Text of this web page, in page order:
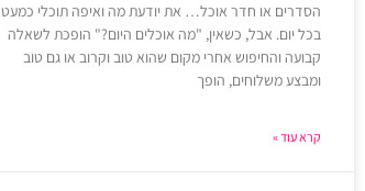
הסדרים או חדר אוכל… את יודעת מה ואיפה תוכלי כמעט
בכל יום. אבל, כשאין, "מה אוכלים היום?" הופכת לשאלה
קבועה והחיפוש אחרי מקום שהוא טוב וקרוב או גם טוב
ומבצע משלוחים, הופך
קרא עוד »